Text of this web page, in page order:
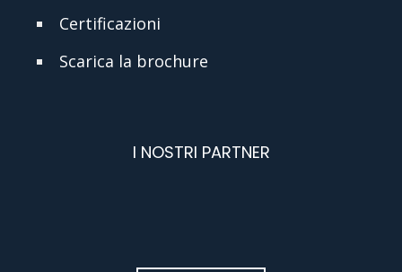
Certificazioni
Scarica la brochure
I NOSTRI PARTNER